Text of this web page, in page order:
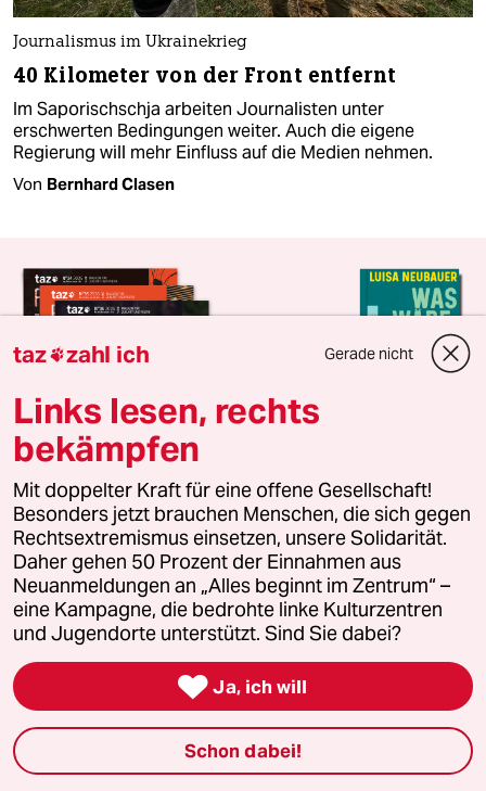
Journalismus im Ukrainekrieg
40 Kilometer von der Front entfernt
Im Saporischschja arbeiten Jour­na­lis­ten unter
erschwerten Bedingungen weiter. Auch die eigene
Regierung will mehr Einfluss auf die Medien nehmen.
Von Bernhard Clasen
taz FUTURZWEI im Abo entdecken
Endlich mal ein Magazin für Zukunft
taz FUTURZWEI ist unser Magazin für eine bessere
Zukunft. Das Abo bietet jährlich vier Ausgaben für
nur 38 Euro. Zudem erhalten Sie eine Ausgabe von
Luisa Neubauers neuestem Buch „Was wäre, wenn
wir mutig sind?“ (solange Vorrat reicht).
taz zahl ich Gerade nicht
Links lesen, rechts
bekämpfen
Mit doppelter Kraft für eine offene Gesellschaft!
Besonders jetzt brauchen Menschen, die sich gegen
Rechtsextremismus einsetzen, unsere Solidarität.
Daher gehen 50 Prozent der Einnahmen aus
Neuanmeldungen an „Alles beginnt im Zentrum“ –
eine Kampagne, die bedrohte linke Kulturzentren
und Jugendorte unterstützt. Sind Sie dabei?
 Ja, ich will
Schon dabei!